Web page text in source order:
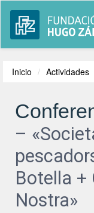
Inicio Actividades
–
Botella +
Nostra»